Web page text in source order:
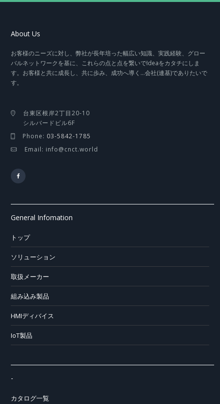
About Us
お客様のニーズに対し、弊社が長年培った幅広い知識、実践経験、グロー
バルネットワークを基に、これらの点と点を繋いでIdeaをカタチにしま
す。お客様と共に成長し、共に歩み、成功へ導く…会社(連基)でありたいで
す。
台東区根岸2丁目20-10
シルバードビル6F
Phone: 03-5842-1785
Email: info@cnct.world
General Infomation
トップ
ソリューション
取扱メーカー
組み込み製品
HMIディバイス
IoT製品
-
カタログ一覧